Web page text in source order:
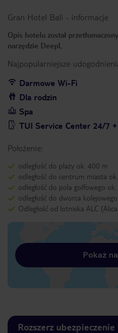
Gran Hotel Bali - informacje
Opis hotelu został
narzędzie DeepL
Najpopularniejsze
Darmowe Wi-Fi
Dla rodzin
Spa
TUI Service Center 24/7
Położenie:
odległość do plaży ok. 400 m
odległość do centrum miasta
odległość do pola golfowego
odległość do dworca
Odległość od lotniska ALC
Pokaż
Rozszerz